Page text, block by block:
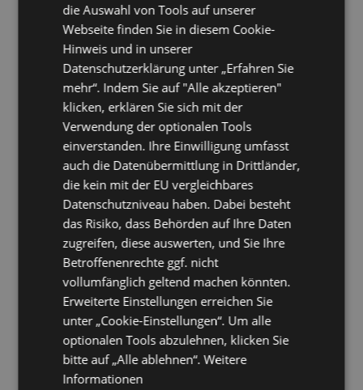
Ihrer Cloud-Dienste, die eine reibungslosere Kommunikation und
allgemeine Betriebsabläufe ermöglichen.
Profitieren Sie von der
Flexibilität und Skalierbarkeit
Serviceangebote.
Ihr Unternehmen benötigt anpassungsfähige Lösungen, die mit den sich
ändernden Bedürfnissen wachsen können. Die Schönheit der Cloud-
Lösungen liegt in ihrer Flexibilität, die es Ihnen ermöglicht, je nach
Bedarf auf- oder abzurüsten.
Bei der Planung Ihrer Cloud-Strategie berücksichtigen Sie auch die
Zuverlässigkeit und Sicherheit dieser Lösungen.
Sie erwarten eine
minimale Ausfallzeitund ein
Supportsystem, was diese Faktoren bei der Wahl eines Dienstleisters
entscheidend macht. Sie verlassen das Zeitalter der starren IT-
Strukturen und bewegen sich hin zu flexiblen, sicheren und integrierten
Exklusive Funktionen von AppRiver
die Auswahl von Tools auf unserer
Webseite finden Sie in diesem Cookie-
Hinweis und in unserer
Datenschutzerklärung unter „Erfahren Sie
mehr“. Indem Sie auf "Alle akzeptieren"
klicken, erklären Sie sich mit der
Verwendung der optionalen Tools
einverstanden. Ihre Einwilligung umfasst
auch die Datenübermittlung in Drittländer,
die kein mit der EU vergleichbares
Datenschutzniveau haben. Dabei besteht
das Risiko, dass Behörden auf Ihre Daten
zugreifen, diese auswerten, und Sie Ihre
Betroffenenrechte ggf. nicht
vollumfänglich geltend machen könnten.
Erweiterte Einstellungen erreichen Sie
unter „Cookie-Einstellungen“. Um alle
optionalen Tools abzulehnen, klicken Sie
bitte auf „Alle ablehnen“.Weitere
Informationen